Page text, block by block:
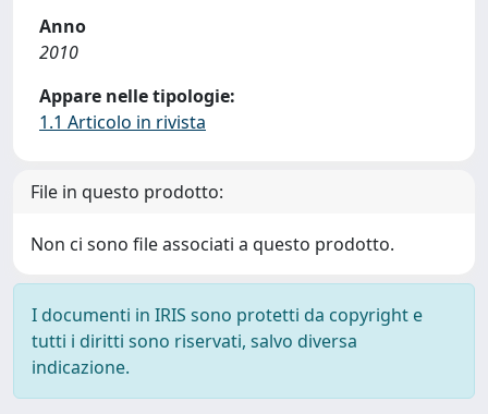
Anno
2010
Appare nelle tipologie:
1.1 Articolo in rivista
File in questo prodotto:
Non ci sono file associati a questo prodotto.
I documenti in IRIS sono protetti da copyright e
tutti i diritti sono riservati, salvo diversa
indicazione.